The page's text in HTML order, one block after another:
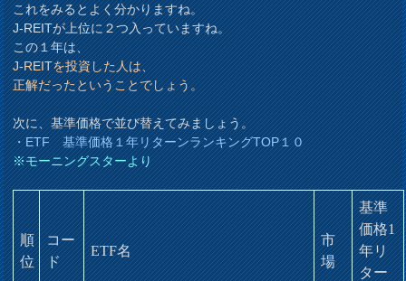
これをみるとよく分かりますね。
J-REITが上位に２つ入っていますね。
この１年は、
J-REITを投資した人は、
正解だったということでしょう。
次に、基準価格で並び替えてみましょう。
・ETF 基準価格１年リターンランキングTOP１０
※モーニングスターより
順
位
コー
ド
ETF名
市
場
基準
価格1
年リ
ター